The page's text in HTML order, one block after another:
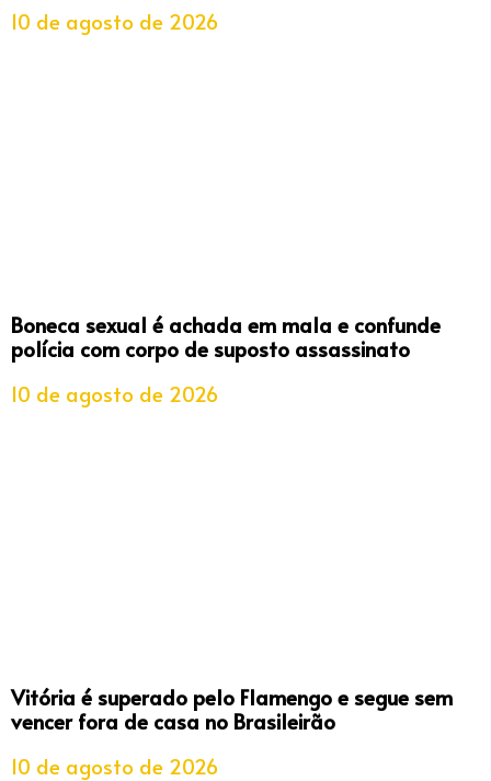
10 de agosto de 2026
Boneca sexual é achada em mala e confunde
polícia com corpo de suposto assassinato
10 de agosto de 2026
Vitória é superado pelo Flamengo e segue sem
vencer fora de casa no Brasileirão
10 de agosto de 2026